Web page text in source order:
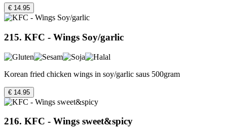
€ 14.95
215. KFC - Wings Soy/garlic
Korean fried chicken wings in soy/garlic saus 500gram
€ 14.95
216. KFC - Wings sweet&spicy